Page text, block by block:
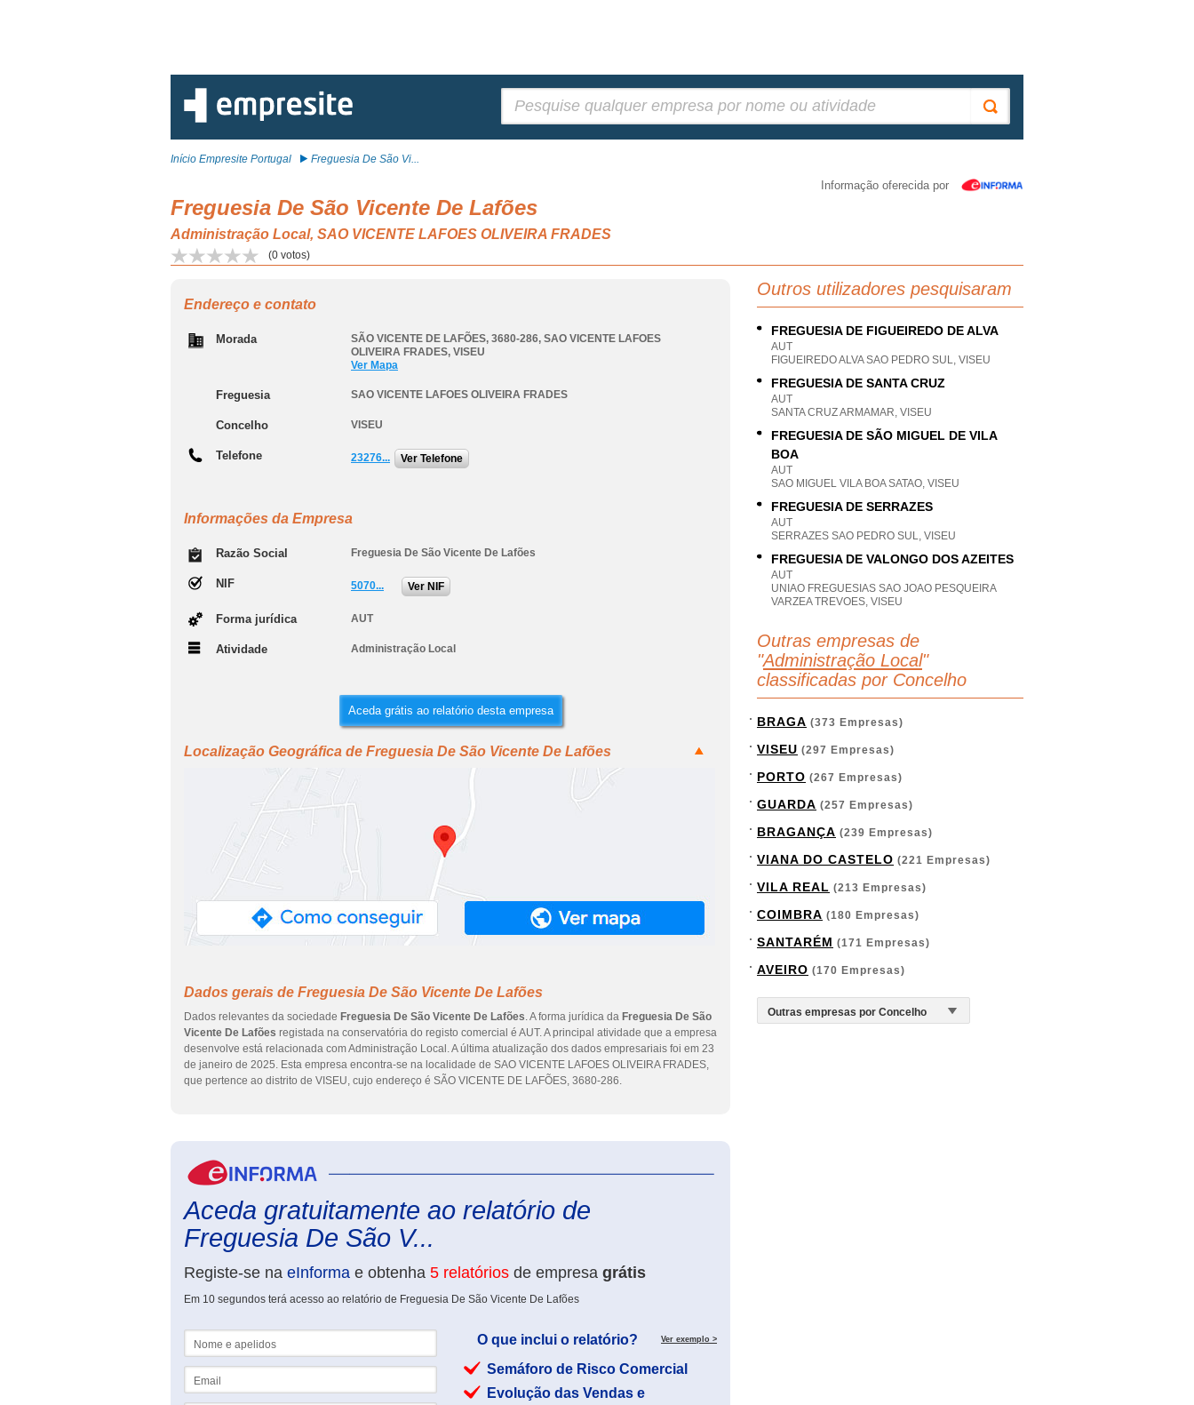
Início Empresite Portugal Freguesia De São Vi...
Informação oferecida por
Freguesia De São Vicente De Lafões
Administração Local, SAO VICENTE LAFOES OLIVEIRA FRADES
(0 votos)
Endereço e contato
Morada SÃO VICENTE DE LAFÕES, 3680-286, SAO VICENTE LAFOES
OLIVEIRA FRADES, VISEU
Ver Mapa
Freguesia SAO VICENTE LAFOES OLIVEIRA FRADES
Concelho VISEU
Telefone 23276... Ver Telefone
Informações da Empresa
Razão Social Freguesia De São Vicente De Lafões
NIF 5070... Ver NIF
Forma jurídica AUT
Atividade Administração Local
Aceda grátis ao relatório desta empresa
Localização Geográfica de Freguesia De São Vicente De Lafões
Dados gerais de Freguesia De São Vicente De Lafões
Dados relevantes da sociedade Freguesia De São Vicente De Lafões. A forma jurídica da Freguesia De São
Vicente De Lafões registada na conservatória do registo comercial é AUT. A principal atividade que a empresa
desenvolve está relacionada com Administração Local. A última atualização dos dados empresariais foi em 23
de janeiro de 2025. Esta empresa encontra-se na localidade de SAO VICENTE LAFOES OLIVEIRA FRADES,
que pertence ao distrito de VISEU, cujo endereço é SÃO VICENTE DE LAFÕES, 3680-286.
Aceda gratuitamente ao relatório de
Freguesia De São V...
Registe-se na eInforma e obtenha 5 relatórios de empresa grátis
Em 10 segundos terá acesso ao relatório de Freguesia De São Vicente De Lafões
O que inclui o relatório? Ver exemplo >
Semáforo de Risco Comercial
Evolução das Vendas e
Outros utilizadores pesquisaram
FREGUESIA DE FIGUEIREDO DE ALVA
AUT
FIGUEIREDO ALVA SAO PEDRO SUL, VISEU
FREGUESIA DE SANTA CRUZ
AUT
SANTA CRUZ ARMAMAR, VISEU
FREGUESIA DE SÃO MIGUEL DE VILA
BOA
AUT
SAO MIGUEL VILA BOA SATAO, VISEU
FREGUESIA DE SERRAZES
AUT
SERRAZES SAO PEDRO SUL, VISEU
FREGUESIA DE VALONGO DOS AZEITES
AUT
UNIAO FREGUESIAS SAO JOAO PESQUEIRA
VARZEA TREVOES, VISEU
Outras empresas de
"Administração Local"
classificadas por Concelho
BRAGA (373 Empresas)
VISEU (297 Empresas)
PORTO (267 Empresas)
GUARDA (257 Empresas)
BRAGANÇA (239 Empresas)
VIANA DO CASTELO (221 Empresas)
VILA REAL (213 Empresas)
COIMBRA (180 Empresas)
SANTARÉM (171 Empresas)
AVEIRO (170 Empresas)